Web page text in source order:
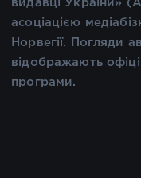
видавці України»
асоціацією
Норвегії. Погляди
відображають
програми.